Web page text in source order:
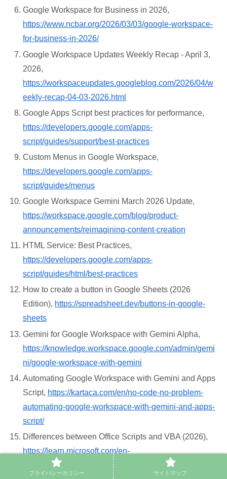
Google Workspace for Business in 2026,
https://www.ncbar.org/2026/03/03/google-workspace-
for-business-in-2026/
Google Workspace Updates Weekly Recap - April 3,
2026,
https://workspaceupdates.googleblog.com/2026/04/w
eekly-recap-04-03-2026.html
Google Apps Script best practices for performance,
https://developers.google.com/apps-
script/guides/support/best-practices
Custom Menus in Google Workspace,
https://developers.google.com/apps-
script/guides/menus
Google Workspace Gemini March 2026 Update,
https://workspace.google.com/blog/product-
announcements/reimagining-content-creation
HTML Service: Best Practices,
https://developers.google.com/apps-
script/guides/html/best-practices
How to create a button in Google Sheets (2026
Edition), https://spreadsheet.dev/buttons-in-google-
sheets
Gemini for Google Workspace with Gemini Alpha,
https://knowledge.workspace.google.com/admin/gemi
ni/google-workspace-with-gemini
Automating Google Workspace with Gemini and Apps
Script, https://kartaca.com/en/no-code-no-problem-
automating-google-workspace-with-gemini-and-apps-
script/
Differences between Office Scripts and VBA (2026),
https://learn.microsoft.com/en-
us/office/dev/scripts/resources/vba-differences
プライバシーホリシー サイトマップ